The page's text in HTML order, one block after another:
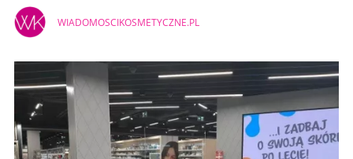
WIADOMOSCIKOSMETYCZNE.PL